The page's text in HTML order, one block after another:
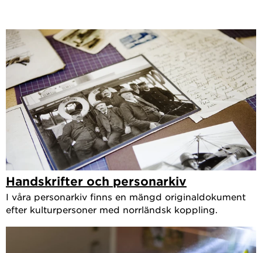
Handskrifter och personarkiv
I våra personarkiv finns en mängd originaldokument
efter kulturpersoner med norrländsk koppling.